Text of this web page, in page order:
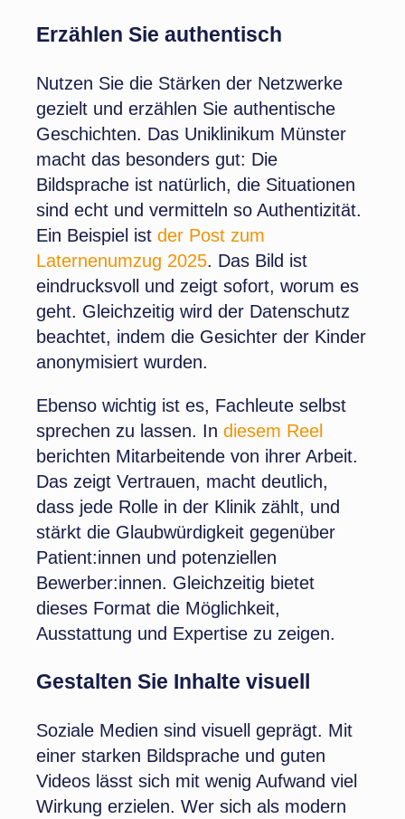
Erzählen Sie authentisch
Nutzen Sie die Stärken der Netzwerke
gezielt und erzählen Sie authentische
Geschichten. Das Uniklinikum Münster
macht das besonders gut: Die
Bildsprache ist natürlich, die Situationen
sind echt und vermitteln so Authentizität.
Ein Beispiel ist der Post zum
Laternenumzug 2025. Das Bild ist
eindrucksvoll und zeigt sofort, worum es
geht. Gleichzeitig wird der Datenschutz
beachtet, indem die Gesichter der Kinder
anonymisiert wurden.
Ebenso wichtig ist es, Fachleute selbst
sprechen zu lassen. In diesem Reel
berichten Mitarbeitende von ihrer Arbeit.
Das zeigt Vertrauen, macht deutlich,
dass jede Rolle in der Klinik zählt, und
stärkt die Glaubwürdigkeit gegenüber
Patient:innen und potenziellen
Bewerber:innen. Gleichzeitig bietet
dieses Format die Möglichkeit,
Ausstattung und Expertise zu zeigen.
Gestalten Sie Inhalte visuell
Soziale Medien sind visuell geprägt. Mit
einer starken Bildsprache und guten
Videos lässt sich mit wenig Aufwand viel
Wirkung erzielen. Wer sich als modern